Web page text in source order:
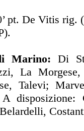
pt. De Vitis rig.
Marino: Di
La
Talevi;
disposizione: